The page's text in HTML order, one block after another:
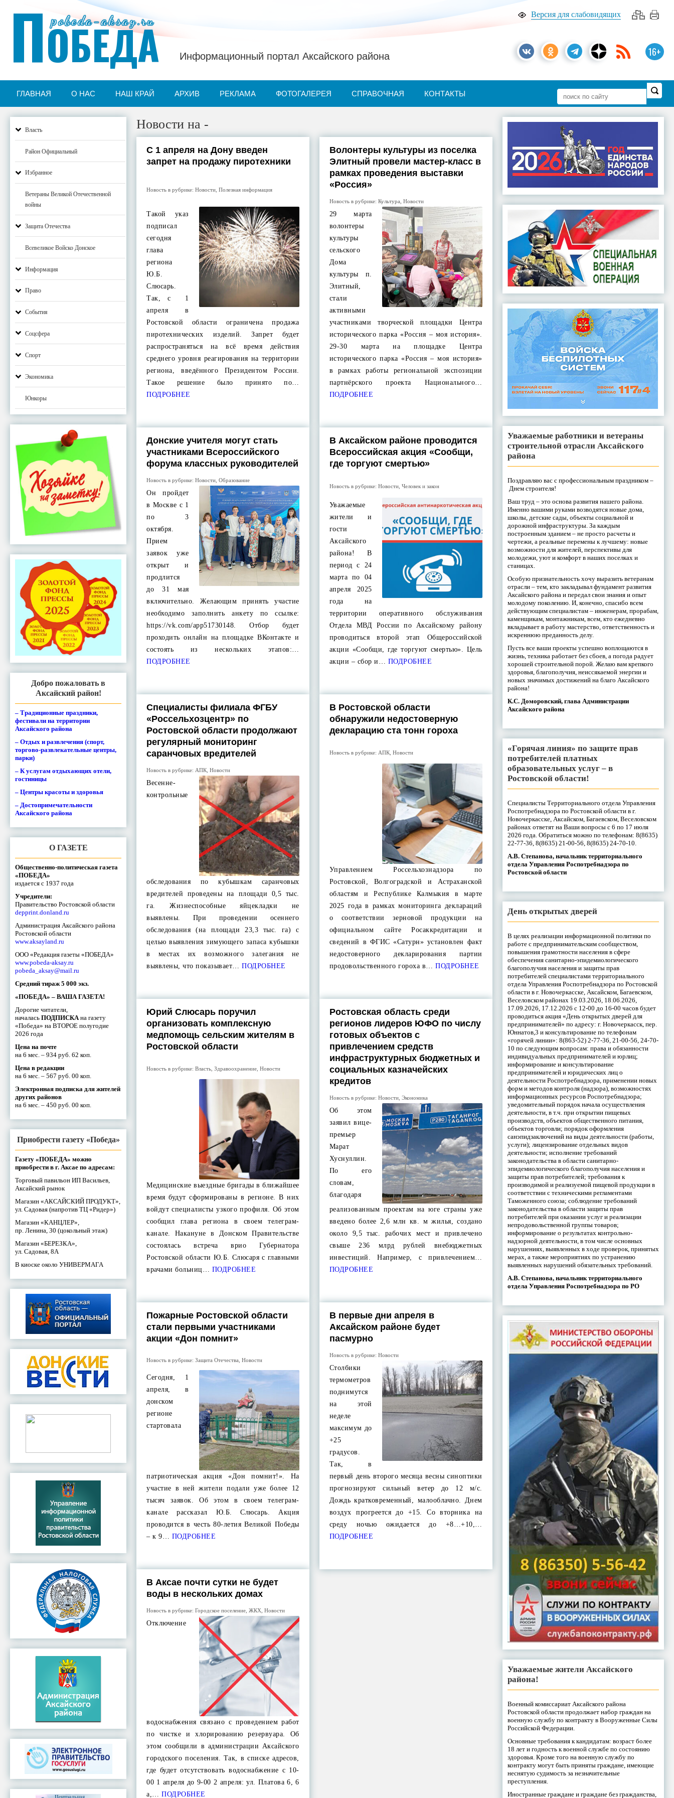
Версия для слабовидящих
16+
pobeda-aksay.ru
ПОБЕДА Информационный портал Аксайского района
ГЛАВНАЯ О НАС НАШ КРАЙ АРХИВ РЕКЛАМА ФОТОГАЛЕРЕЯ СПРАВОЧНАЯ КОНТАКТЫ
Власть
Район Официальный
Избранное
Ветераны Великой Отечественной
войны
Защита Отечества
Всевеликое Войско Донское
Информация
Право
События
Соцсфера
Спорт
Экономика
Юнкоры
Добро пожаловать в
Аксайский район!
– Традиционные праздники,
фестивали на территории
Аксайского района
– Отдых и развлечения (спорт,
торгово-развлекательные центры,
парки)
– К услугам отдыхающих отели,
гостиницы
– Центры красоты и здоровья
– Достопримечательности
Аксайского района
О ГАЗЕТЕ
Общественно-политическая газета
«ПОБЕДА»
издается с 1937 года
Учредители:
Правительство Ростовской области
depprint.donland.ru
Администрация Аксайского района
Ростовской области
www.aksayland.ru
ООО «Редакция газеты «ПОБЕДА»
www.pobeda-aksay.ru
pobeda_aksay@mail.ru
Средний тираж 5 000 экз.
«ПОБЕДА» – ВАША ГАЗЕТА!
Дорогие читатели,
началась ПОДПИСКА на газету
«Победа» на ВТОРОЕ полугодие
2026 года
Цена на почте
на 6 мес. – 934 руб. 62 коп.
Цена в редакции
на 6 мес. – 567 руб. 00 коп.
Электронная подписка для жителей
других районов
на 6 мес. – 450 руб. 00 коп.
Приобрести газету «Победа»
Газету «ПОБЕДА» можно
приобрести в г. Аксае по адресам:
Торговый павильон ИП Васильев,
Аксайский рынок
Магазин «АКСАЙСКИЙ ПРОДУКТ»,
ул. Садовая (напротив ТЦ «Ридер»)
Магазин «КАНЦЛЕР»,
пр. Ленина, 30 (цокольный этаж)
Магазин «БЕРЕЗКА»,
ул. Садовая, 8А
В киоске около УНИВЕРМАГА
Новости на -
С 1 апреля на Дону введен
запрет на продажу пиротехники
Новость в рубрике:Новости ,Полезная информация
Такой указ
подписал
сегодня
глава
региона
Ю.Б.
Слюсарь.
Так, с 1
апреля в
Ростовской области ограничена продажа
пиротехнических изделий. Запрет будет
распространяться на всё время действия
среднего уровня реагирования на территории
региона, введённого Президентом России.
Такое решение было принято по…
ПОДРОБНЕЕ
Волонтеры культуры из поселка
Элитный провели мастер-класс в
рамках проведения выставки
«Россия»
Новость в рубрике: Культура Новости
29 марта
волонтеры
культуры
сельского
Дома
культуры п.
Элитный,
стали
активными
участниками творческой площадки Центра
исторического парка «Россия – моя история».
29-30 марта на площадке Центра
исторического парка «Россия – моя история»
в рамках работы региональной экспозиции
партнёрского проекта Национального…
ПОДРОБНЕЕ
Донские учителя могут стать
участниками Всероссийского
форума классных руководителей
Новость в рубрике:Новости ,Образование
Он пройдет
в Москве с 1
по 3
октября.
Прием
заявок уже
открыт и
продлится
до 31 мая
включительно. Желающим принять участие
необходимо заполнить анкету по ссылке:
https://vk.com/app51730148. Отбор будет
проходить онлайн на площадке ВКонтакте и
состоять из нескольких этапов:…
ПОДРОБНЕЕ
В Аксайском районе проводится
Всероссийская акция «Сообщи,
где торгуют смертью»
Новость в рубрике: Новости, Человек и закон
Уважаемые
жители и
гости
Аксайского
района! В
период с 24
марта по 04
апреля 2025
года на
территории оперативного обслуживания
Отдела МВД России по Аксайскому району
проводиться второй этап Общероссийской
акции «Сообщи, где торгуют смертью». Цель
акции – сбор и… ПОДРОБНЕЕ
Специалисты филиала ФГБУ
«Россельхозцентр» по
Ростовской области продолжают
регулярный мониторинг
саранчовых вредителей
Новость в рубрике: АПК ,Новости
Весенне-
контрольные
обследования по кубышкам саранчовых
вредителей проведены на площади 0,5 тыс.
га. Жизнеспособные яйцекладки не
выявлены. При проведении осеннего
обследования (на площади 23,3 тыс. га) с
целью выявления зимующего запаса кубышки
в местах их возможного залегания не
выявлены, что показывает… ПОДРОБНЕЕ
В Ростовской области
обнаружили недостоверную
декларацию ста тонн гороха
Новость в рубрике: АПК, Новости
Управлением Россельхознадзора по
Ростовской, Волгоградской и Астраханской
областям и Республике Калмыкия в марте
2025 года в рамках мониторинга деклараций
о соответствии зерновой продукции на
официальном сайте Росаккредитации и
сведений в ФГИС «Сатурн» установлен факт
недостоверного декларирования партии
продовольственного гороха в… ПОДРОБНЕЕ
Юрий Слюсарь поручил
организовать комплексную
медпомощь сельским жителям в
Ростовской области
Новость в рубрике:Власть ,Здравоохранение ,Новости
Медицинские выездные бригады в ближайшее
время будут сформированы в регионе. В них
войдут специалисты узкого профиля. Об этом
сообщил глава региона в своем телеграм-
канале. Накануне в Донском Правительстве
состоялась встреча врио Губернатора
Ростовской области Ю.Б. Слюсаря с главными
врачами больниц… ПОДРОБНЕЕ
Ростовская область среди
регионов лидеров ЮФО по числу
готовых объектов с
привлечением средств
инфраструктурных бюджетных и
социальных казначейских
кредитов
Новость в рубрике: Новости, Экономика
Об этом
заявил вице-
премьер
Марат
Хуснуллин.
По его
словам,
благодаря
реализованным проектам на юге страны уже
введено более 2,6 млн кв. м жилья, создано
около 9,5 тыс. рабочих мест и привлечено
свыше 236 млрд рублей внебюджетных
инвестиций. Например, с привлечением…
ПОДРОБНЕЕ
Пожарные Ростовской области
стали первыми участниками
акции «Дон помнит»
Новость в рубрике:Защита Отечества ,Новости
Сегодня, 1
апреля, в
донском
регионе
стартовала
патриотическая акция «Дон помнит!». На
участие в ней жители подали уже более 12
тысяч заявок. Об этом в своем телеграм-
канале рассказал Ю.Б. Слюсарь. Акция
проводится в честь 80-летия Великой Победы
– к 9… ПОДРОБНЕЕ
В первые дни апреля в
Аксайском районе будет
пасмурно
Новость в рубрике: Новости
Столбики
термометров
поднимутся
на этой
неделе
максимум до
+25
градусов.
Так, в
первый день второго месяца весны синоптики
прогнозируют сильный ветер до 12 м/с.
Дождь кратковременный, малооблачно. Днем
воздух прогреется до +15. Со вторника на
среду ночью ожидается до +8…+10,…
ПОДРОБНЕЕ
В Аксае почти сутки не будет
воды в нескольких домах
Новость в рубрике:Городское поселение ,ЖКХ ,Новости
Отключение
водоснабжения связано с проведением работ
по чистке и хлорированию резервуара. Об
этом сообщили в администрации Аксайского
городского поселения. Так, в списке адресов,
где будет отсутствовать водоснабжение с 10-
00 1 апреля до 9-00 2 апреля: ул. Платова 6, 6
а,… ПОДРОБНЕЕ
Уважаемые работники и ветераны
строительной отрасли Аксайского
района
Поздравляю вас с профессиональным праздником –
Днем строителя!
Ваш труд – это основа развития нашего района.
Именно вашими руками возводятся новые дома,
школы, детские сады, объекты социальной и
дорожной инфраструктуры. За каждым
построенным зданием – не просто расчеты и
чертежи, а реальные перемены к лучшему: новые
возможности для жителей, перспективы для
молодежи, уют и комфорт в наших поселках и
станицах.
Особую признательность хочу выразить ветеранам
отрасли – тем, кто закладывал фундамент развития
Аксайского района и передал свои знания и опыт
молодому поколению. И, конечно, спасибо всем
действующим специалистам – инженерам, прорабам,
каменщикам, монтажникам, всем, кто ежедневно
вкладывает в работу мастерство, ответственность и
искреннюю преданность делу.
Пусть все ваши проекты успешно воплощаются в
жизнь, техника работает без сбоев, а погода радует
хорошей строительной порой. Желаю вам крепкого
здоровья, благополучия, неиссякаемой энергии и
новых значимых достижений на благо Аксайского
района!
К.С. Доморовский, глава Администрации
Аксайского района
«Горячая линия» по защите прав
потребителей платных
образовательных услуг – в
Ростовской области!
Специалисты Территориального отдела Управления
Роспотребнадзора по Ростовской области в г.
Новочеркасске, Аксайском, Багаевском, Веселовском
районах ответят на Ваши вопросы с 6 по 17 июля
2026 года. Обратиться можно по телефонам: 8(8635)
22-77-36, 8(8635) 21-00-56, 8(8635) 24-70-10.
А.В. Степанова, начальник территориального
отдела Управления Роспотребнадзора по
Ростовской области
День открытых дверей
В целях реализации информационной политики по
работе с предпринимательским сообществом,
повышения грамотности населения в сфере
обеспечения санитарно-эпидемиологического
благополучия населения и защиты прав
потребителей специалистами территориального
отдела Управления Роспотребнадзора по Ростовской
области в г. Новочеркасске, Аксайском, Багаевском,
Веселовском районах 19.03.2026, 18.06.2026,
17.09.2026, 17.12.2026 с 12-00 до 16-00 часов будет
проводиться акция «День открытых дверей для
предпринимателей» по адресу: г. Новочеркасск, пер.
Юннатов,3 и консультирование по телефонам
«горячей линии»: 8(863-52) 2-77-36, 21-00-56, 24-70-
10 по следующим вопросам: права и обязанности
индивидуальных предпринимателей и юрлиц;
информирование и консультирование
предпринимателей и юридических лиц о
деятельности Роспотребнадзора, применении новых
форм и методов контроля (надзора), возможностях
информационных ресурсов Роспотребнадзора;
уведомительный порядок начала осуществления
деятельности, в т.ч. при открытии пищевых
производств, объектов общественного питания,
объектов торговли; порядок оформления
санэпидзаключений на виды деятельности (работы,
услуги); лицензирование отдельных видов
деятельности; исполнение требований
законодательства в области санитарно-
эпидемиологического благополучия населения и
защиты прав потребителей; требования к
производимой и реализуемой пищевой продукции в
соответствии с техническими регламентами
Таможенного союза; соблюдение требований
законодательства в области защиты прав
потребителей при оказании услуг и реализации
непродовольственной группы товаров;
информирование о результатах контрольно-
надзорной деятельности, в том числе основных
нарушениях, выявленных в ходе проверок, принятых
мерах, а также мероприятиях по устранению
выявленных нарушений обязательных требований.
А.В. Степанова, начальник территориального
отдела Управления Роспотребнадзора по РО
Уважаемые жители Аксайского
района!
Военный комиссариат Аксайского района
Ростовской области продолжает набор граждан на
военную службу по контракту в Вооруженные Силы
Российской Федерации.
Основные требования к кандидатам: возраст более
18 лет и годность к военной службе по состоянию
здоровья. Кроме того на военную службу по
контракту могут быть приняты граждане, имеющие
неснятую судимость за незначительные
преступления.
Иностранные граждане и граждане без гражданства,